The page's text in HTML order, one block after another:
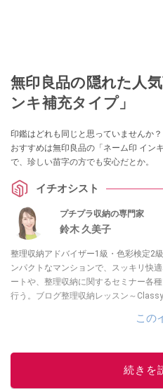
無印良品の隠れた人
ンキ補充タイプ」
印鑑はどれも同じと思っていませんか
おすすめは無印良品の「ネーム印 イン
で、珍しい苗字の方でも安心だとか。
イチオシスト
プチプラ収納の専門家
鈴木 久美子
整理収納アドバイザー1級・色彩検定2
ンパクトなマンションで、スッキリ快
ートや、整理収納に関するセミナー各
行う。ブログ整理収納レッスン～Classy
この
続きを